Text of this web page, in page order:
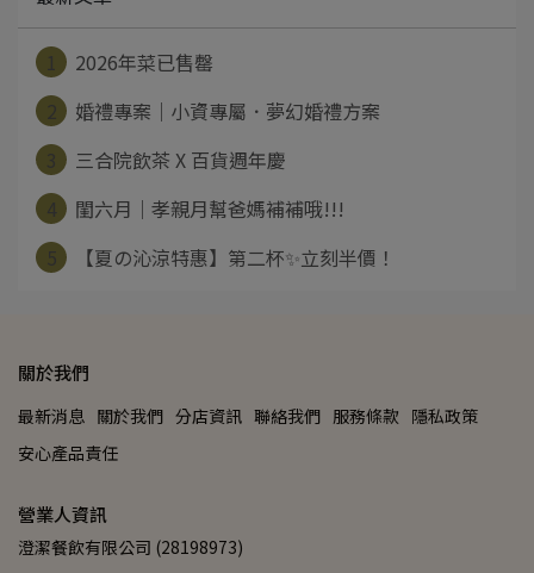
2026年菜已售罄
婚禮專案｜小資專屬．夢幻婚禮方案
三合院飲茶 X 百貨週年慶
閨六月｜孝親月幫爸媽補補哦!!!
【夏の沁涼特惠】第二杯✨立刻半價！
關於我們
最新消息 關於我們 分店資訊 聯絡我們 服務條款 隱私政策
安心產品責任
營業人資訊
澄潔餐飲有限公司 (28198973)